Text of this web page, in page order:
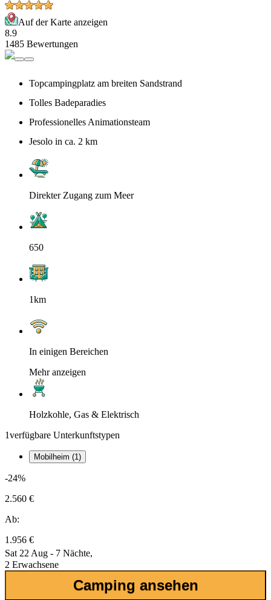
Auf der Karte anzeigen
8.9
1485 Bewertungen
Topcampingplatz am breiten Sandstrand
Tolles Badeparadies
Professionelles Animationsteam
Jesolo in ca. 2 km
Direkter Zugang zum Meer
650
1km
In einigen Bereichen
Mehr anzeigen
Holzkohle, Gas & Elektrisch
1verfügbare Unterkunftstypen
Mobilheim (1)
-24%
2.560 €
Ab:
1.956 €
Sat 22 Aug - 7 Nächte,
2 Erwachsene
Camping ansehen